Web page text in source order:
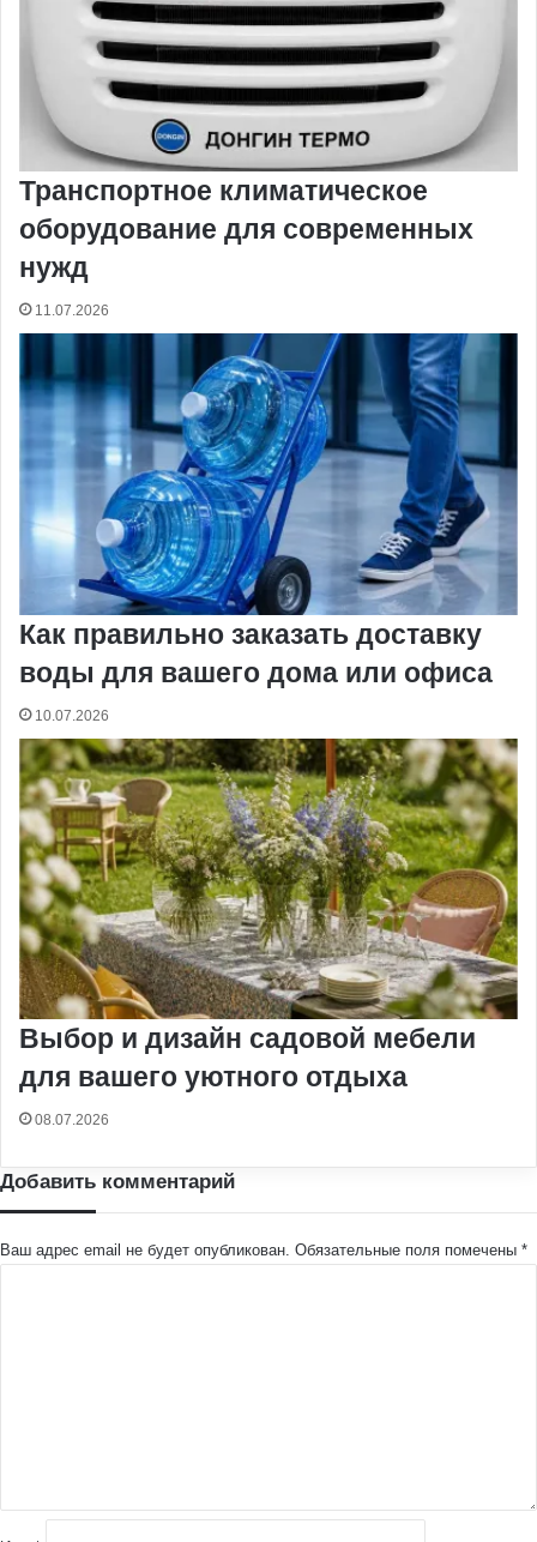
Транспортное климатическое
оборудование для современных
нужд
11.07.2026
Как правильно заказать доставку
воды для вашего дома или офиса
10.07.2026
Выбор и дизайн садовой мебели
для вашего уютного отдыха
08.07.2026
Добавить комментарий
Ваш адрес email не будет опубликован. Обязательные поля помечены *
и